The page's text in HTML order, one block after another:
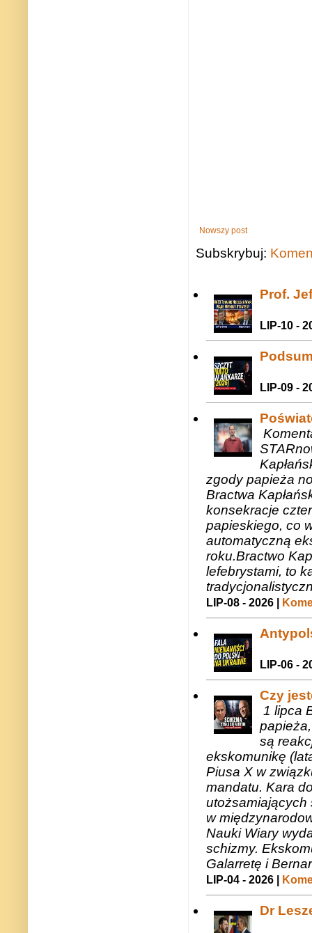
Nowszy post
Subskrybuj:
Prof.
LIP-10 -
LIP-09 -
zgody papieża
Bractwa
konsekracje
papieskiego, co
automatyczną
roku.Bractwo
lefebrystami, to
LIP-08 - 2026 |
LIP-06 -
Czy
1 lipca
są
ekskomunikę
Piusa X w
mandatu. Kara
utożsamiających
w
Nauki Wiary
schizmy.
Galarretę i
LIP-04 - 2026 |
Dr